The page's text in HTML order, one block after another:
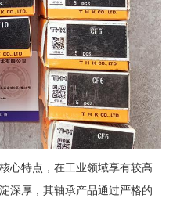
心特点，在工业领域享有较高
深厚，其轴承产品通过严格的